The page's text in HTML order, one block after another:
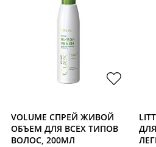
VOLUME СПРЕЙ ЖИВОЙ
ОБЪЕМ ДЛЯ ВСЕХ ТИПОВ
ВОЛОС, 200МЛ